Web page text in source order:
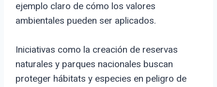
ejemplo claro de cómo los valores
ambientales pueden ser aplicados.
Iniciativas como la creación de reservas
naturales y parques nacionales buscan
proteger hábitats y especies en peligro de